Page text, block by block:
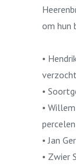
om hun
•
•
•
• Jan
• Zwier